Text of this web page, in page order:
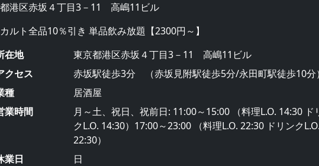
港区赤坂４丁目3－11 高嶋11ビル
ルト全品10％引き 単品飲み放題【2300円～】
在地
東京都港区赤坂４丁目3－11 高嶋11ビル
クセス
赤坂駅徒歩3分 （赤坂見附駅徒歩5分/永田町駅徒歩10分
種
居酒屋
業時間
月～土、祝日、祝前日: 11:00～15:00 （料理L.O. 14:30 ド
クL.O. 14:30）17:00～23:00 （料理L.O. 22:30 ドリンク
22:30）
業日
日